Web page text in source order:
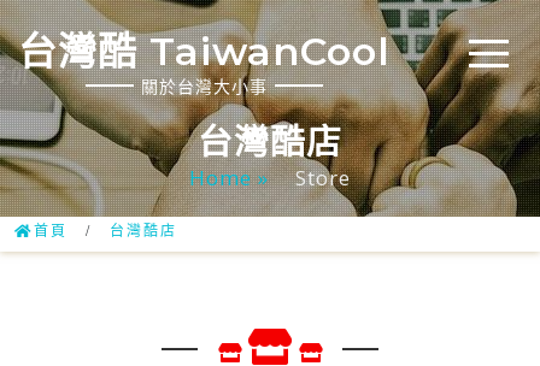
台灣酷 TaiwanCool
關於台灣大小事
台灣酷店
Home » Store
首頁 / 台灣酷店